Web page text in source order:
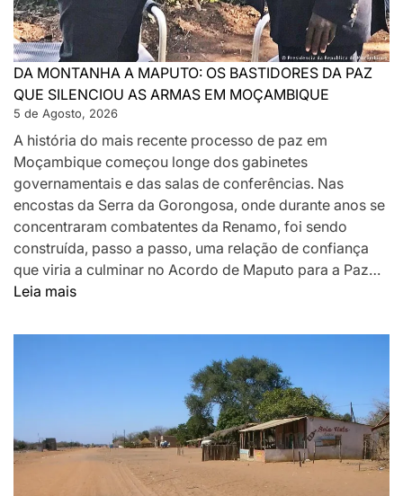
DA MONTANHA A MAPUTO: OS BASTIDORES DA PAZ
QUE SILENCIOU AS ARMAS EM MOÇAMBIQUE
5 de Agosto, 2026
A história do mais recente processo de paz em
Moçambique começou longe dos gabinetes
governamentais e das salas de conferências. Nas
encostas da Serra da Gorongosa, onde durante anos se
concentraram combatentes da Renamo, foi sendo
construída, passo a passo, uma relação de confiança
que viria a culminar no Acordo de Maputo para a Paz…
Leia mais:
MONTANHA
DA
PAZ